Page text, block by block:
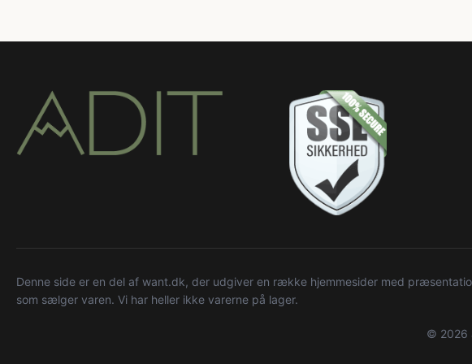
Denne side er en del af want.dk, der udgiver en række hjemmesider med
som sælger varen. Vi har heller ikke varerne på lager.
© 2026